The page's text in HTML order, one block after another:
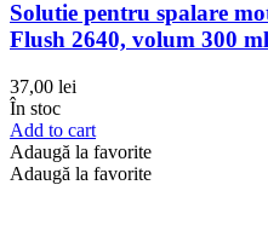
Solutie pentru spalare
Flush 2640, volum 300 ml
37,00 lei
În stoc
Add to cart
Adaugă la favorite
Adaugă la favorite